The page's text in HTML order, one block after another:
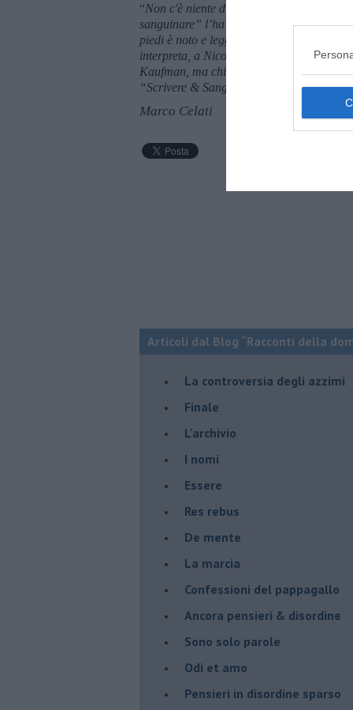
“Non c'è niente di speciale nella scrittura.
sanguinare” l’ha detto
Ernest Hemingway
piedi è noto e leggendario. Che i migliori
interpreta, a Nicole Kidman nel ruolo di
Kaufman , ma chissà se è vero. “Presto
“Scrivere & Sanguinare”, elaborazione
Marco Celati
Articoli dal Blog “Racconti della
La controversia degli azzimi
Finale
L'archivio
I nomi
Essere
Res rebus
De mente
La marcia
Confessioni del pappagallo
Ancora pensieri & disordine
Sono solo parole
Odi et amo
Pensieri in disordine sparso